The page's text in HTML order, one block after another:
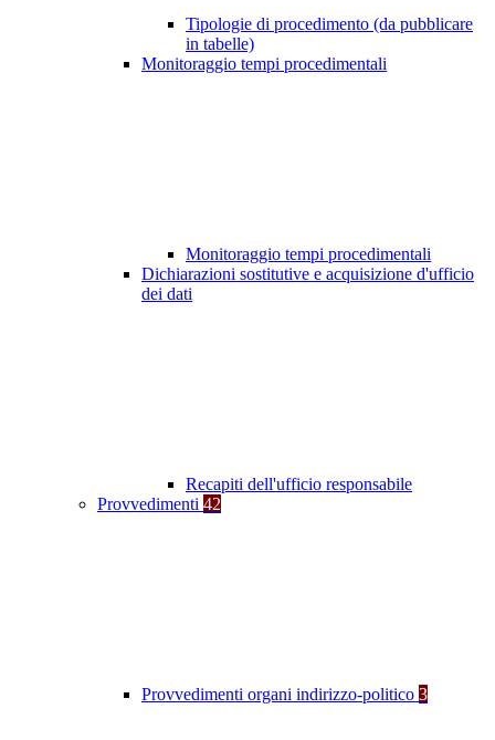
Tipologie di procedimento (da pubblicare
in tabelle)
Monitoraggio tempi procedimentali
Monitoraggio tempi procedimentali
Dichiarazioni sostitutive e acquisizione d'ufficio
dei dati
Recapiti dell'ufficio responsabile
Provvedimenti 42
Provvedimenti organi indirizzo-politico 3